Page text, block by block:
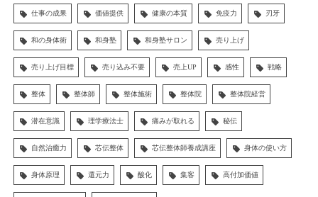
仕事の成果 価値提供 健康の本質 免疫力 刃牙
和の身体術 和身塾 和身塾サロン 売り上げ
売り上げ目標 売り込み不要 売上UP 感性 戦略
整体 整体師 整体施術 整体院 整体院経営
潜在意識 理学療法士 痛みが取れる 秘伝
自然治癒力 芯伝整体 芯伝整体師養成講座 身体の使い方
身体原理 還元力 酸化 集客 高付加価値